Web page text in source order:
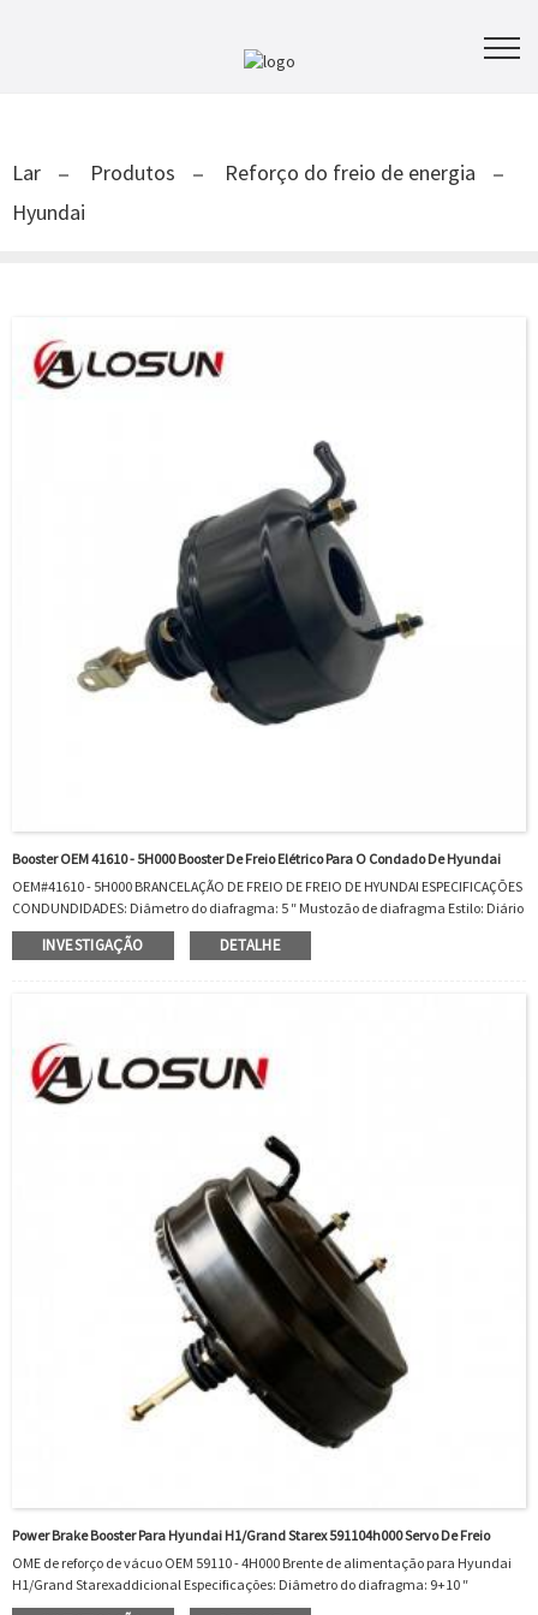
Lar Produtos
Reforço do freio de energia
Hyundai
Booster OEM 41610 - 5H000 Booster De Freio Elétrico Para O Condado De Hyundai
OEM#41610 - 5H000 BRANCELAÇÃO DE FREIO DE FREIO DE HYUNDAI ESPECIFICAÇÕES
CONDUNDIDADES: Diâmetro do diafragma: 5 ″ Mustozão de diafragma Estilo: Diário
único Cilindro de siderúrgicos e siderúrgicos ENFERTO DO CIMENTO NOOM:
4110H000OEM#41610 - 5H000 IS FIT IS FIL
INVESTIGAÇÃO DETALHE
Power Brake Booster Para Hyundai H1/Grand Starex 591104h000 Servo De Freio
OME de reforço de vácuo OEM 59110 - 4H000 Brente de alimentação para Hyundai
H1/Grand Starexaddicional Especificações: Diâmetro do diafragma: 9+10 ″
Diáfragma do freio Style: Double DIEFRAGMMATERIAL: STEELMASTER CYLIDER: